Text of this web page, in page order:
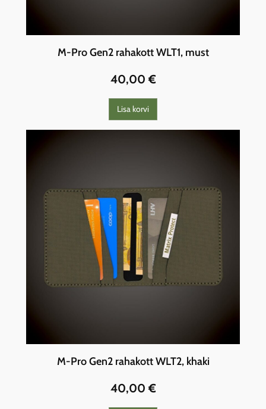
M-Pro Gen2 rahakott WLT1, must
40,00€
Lisa korvi
M-Pro Gen2 rahakott WLT2, khaki
40,00€